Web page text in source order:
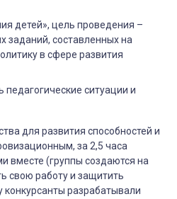
детей», цель проведения –
заданий, составленных на
в сфере развития
ситуации и
для развития способностей и
за 2,5 часа
вместе (группы создаются на
свою работу и защитить
разрабатывали